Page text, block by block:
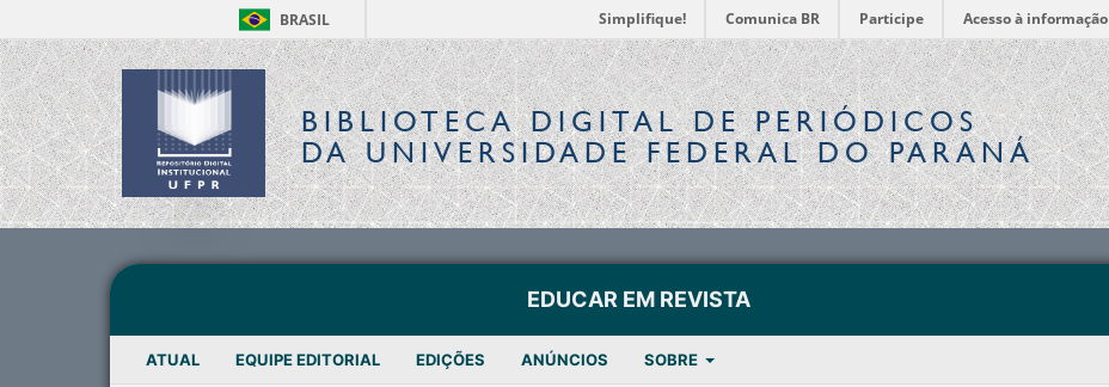
BRASIL Simplifique! Comunica BR Participe Acesso à informação
BIBLIOTECA DIGITALDE PERIÓDICOS
DA UNIVERSIDADE FEDERAL DO PARANÁ
EDUCAR EM REVISTA
ATUAL EQUIPE EDITORIAL EDIÇÕES ANÚNCIOS SOBRE